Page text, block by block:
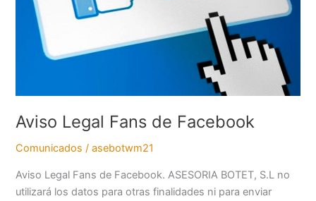
Aviso Legal Fans de Facebook
Comunicados /asebotwm21
Aviso Legal Fans de Facebook. ASESORIA BOTET, S.L no
utilizará los datos para otras finalidades ni para enviar